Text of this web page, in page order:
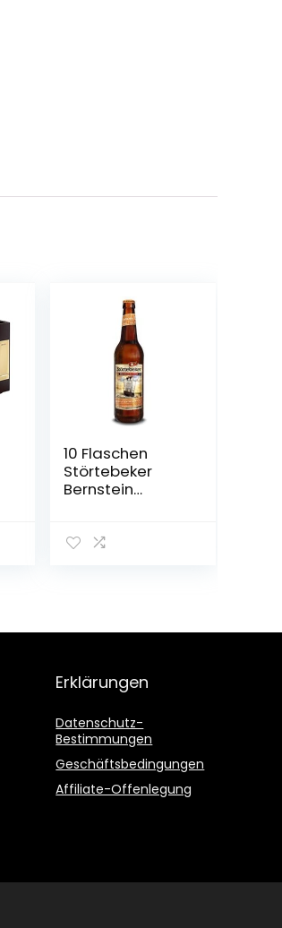
10 Flaschen
Störtebeker
Bernstein
n 5,3% Vol.inc.
Erklärungen
Datenschutz-
Bestimmungen
Geschäftsbedingungen
Affiliate-Offenlegung